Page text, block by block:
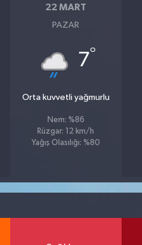
22 MART
PAZAR
7°
Orta kuvvetli yağmurlu
Nem: %86
Rüzgar: 12 km/h
Yağış Olasılığı: %80